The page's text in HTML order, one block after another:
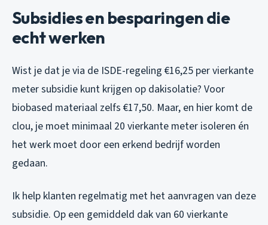
Subsidies en besparingen die
echt werken
Wist je dat je via de ISDE-regeling €16,25 per vierkante
meter subsidie kunt krijgen op dakisolatie? Voor
biobased materiaal zelfs €17,50. Maar, en hier komt de
clou, je moet minimaal 20 vierkante meter isoleren én
het werk moet door een erkend bedrijf worden
gedaan.
Ik help klanten regelmatig met het aanvragen van deze
subsidie. Op een gemiddeld dak van 60 vierkante